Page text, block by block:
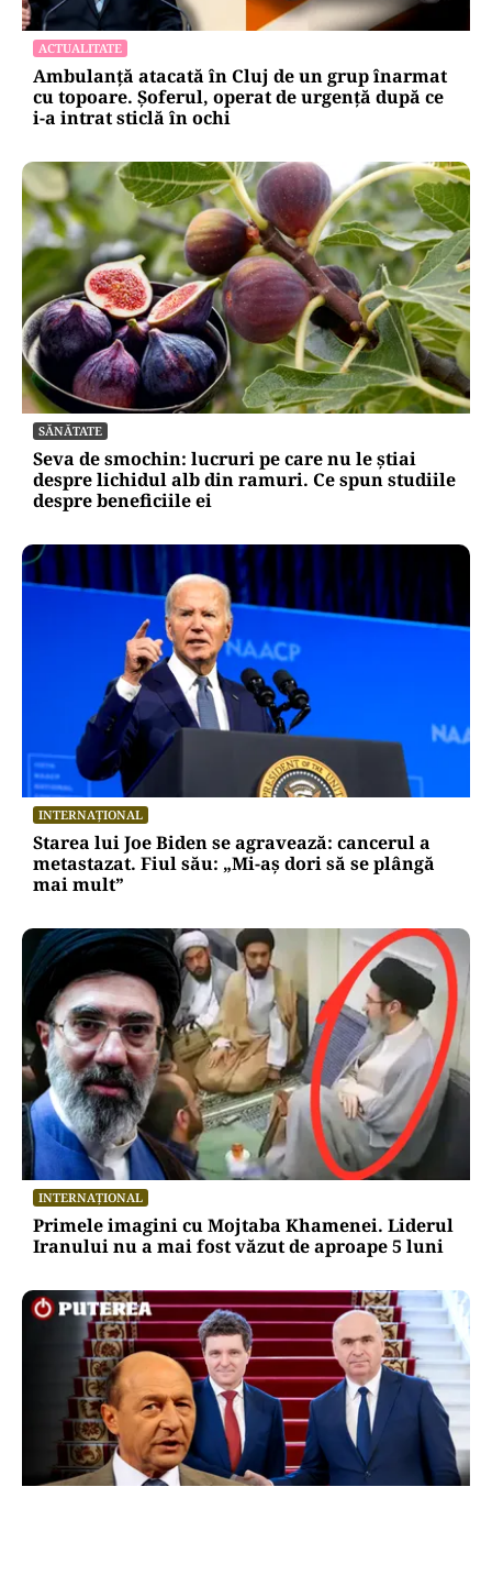
ACTUALITATE
Ambulanță atacată în Cluj de un grup înarmat
cu topoare. Șoferul, operat de urgență după ce
i-a intrat sticlă în ochi
SĂNĂTATE
Seva de smochin: lucruri pe care nu le știai
despre lichidul alb din ramuri. Ce spun studiile
despre beneficiile ei
INTERNAȚIONAL
Starea lui Joe Biden se agravează: cancerul a
metastazat. Fiul său: „Mi-aș dori să se plângă
mai mult”
INTERNAȚIONAL
Primele imagini cu Mojtaba Khamenei. Liderul
Iranului nu a mai fost văzut de aproape 5 luni